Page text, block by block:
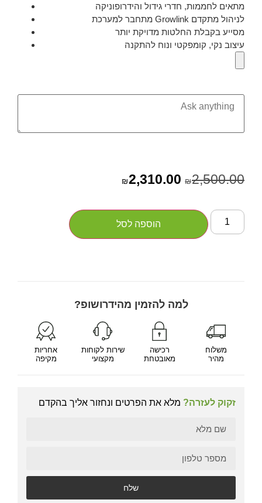
מתאים לחממות, חדרי גידול והידרופוניקה
מתחבר למערכת Growlink לניהול מתקדם
מסייע בקבלת החלטות מדויקת יותר
עיצוב נקי, קומפקטי ונוח להתקנה
₪2,500.00
₪2,310.00
הוספה לסל
למה להזמין מהידרושופ?
משלוח
מהיר
רכישה
מאובטחת
שירות לקוחות
מקצועי
אחריות
מקיפה
זקוק לעזרה? מלא את הפרטים ונחזור אליך בהקדם
שלח